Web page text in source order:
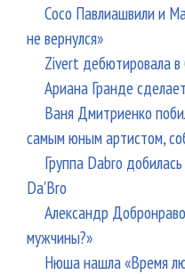
Сосо Павлиашвили и
не вернулся»
Zivert дебютировала в
Ариана Гранде
Ваня Дмитриенко
самым юным артистом,
Группа Dabro
Da'Bro
Александр
мужчины?»
Нюша нашла «Время